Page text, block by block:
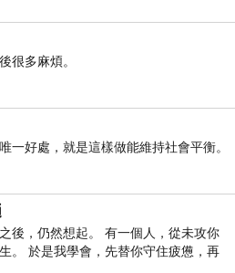
很多麻煩。
一好處，就是這樣做能維持社會平衡。
後，仍然想起。 有一個人，從未攻你
。 於是我學會，先替你守住疲憊，再